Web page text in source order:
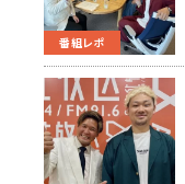
番組レポ